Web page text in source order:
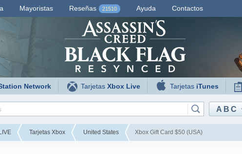
Mayoristas Reseñas 21510 Ayuda Contactos
Network TarjetasXbox Live Tarjetas iTunes
ABC
Tarjetas Xbox United States Xbox Gift Card $50 (USA)